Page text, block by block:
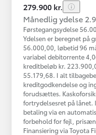
279.900 kr.
Månedlig ydelse
Førstegangsydelse
Ydelsen er beregnet på
56.000,00, løbetid 96
variabel debitorrente
kreditbeløb kr.
55.179,68. I alt
kreditgodkendelse og
forudsættes.
fortrydelsesret på lånet.
betaling via en
forbehold for fejl,
Finansiering via Toyota